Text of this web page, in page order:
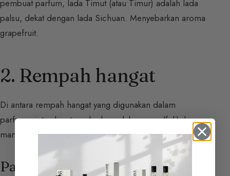
pembuat parfum, lada Timut (atau Timur) adalah lada
palsu, dekat dengan lada Sichuan. Menyebarkan aroma
grapefruit.
2. Rempah hangat
Di antara rempah hangat yang digunakan dalam
parfumeri, terdapat : pala dan selubungnya (fuli), kayu
manis, lada-lada, saffron, dan akhirnya biji cabai.
Pala